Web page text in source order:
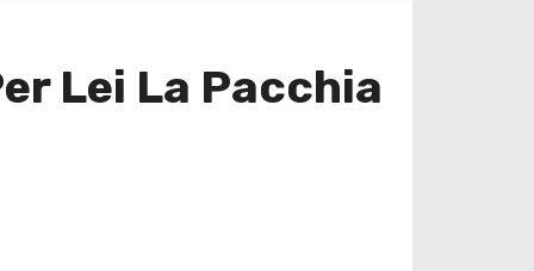
Lei La Pacchia